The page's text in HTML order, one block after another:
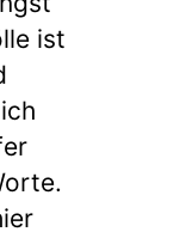
ist